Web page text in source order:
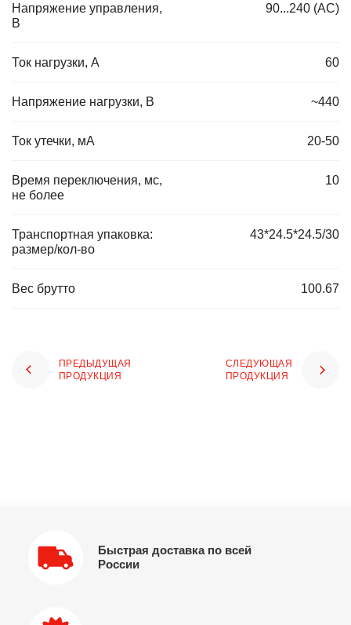
Напряжение управления,
В
90...240 (AC)
Ток нагрузки, А 60
Напряжение нагрузки, В ~440
Ток утечки, мА 20-50
Время переключения, мс,
не более
10
Транспортная упаковка:
размер/кол-во
43*24.5*24.5/30
Вес брутто 100.67
ПРЕДЫДУЩАЯ
ПРОДУКЦИЯ
СЛЕДУЮЩАЯ
ПРОДУКЦИЯ
Быстрая доставка по всей
России